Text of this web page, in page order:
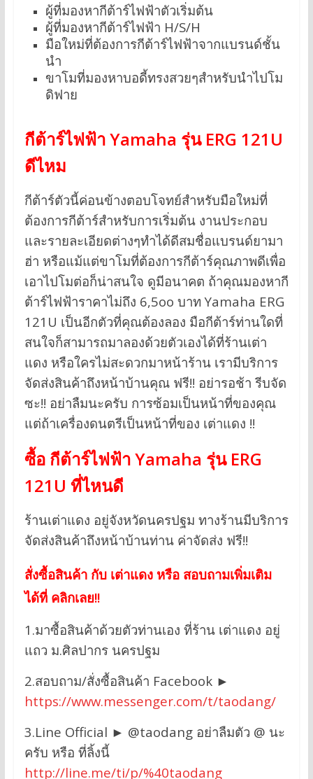
ผู้ที่มองหากีต้าร์ไฟฟ้าตัวเริ่มต้น
ผู้ที่มองหากีต้าร์ไฟฟ้า H/S/H
มือใหม่ที่ต้องการกีต้าร์ไฟฟ้าจากแบรนด์ชั้น
นำ
ขาโมที่มองหาบอดี้ทรงสวยๆสำหรับนำไปโม
ดิฟาย
กีต้าร์ไฟฟ้า Yamaha รุ่น ERG 121U
ดีไหม
กีต้าร์ตัวนี้ค่อนข้างตอบโจทย์สำหรับมือใหม่ที่
ต้องการกีต้าร์สำหรับการเริ่มต้น งานประกอบ
และรายละเอียดต่างๆทำได้ดีสมชื่อแบรนด์ยามา
ฮ่า หรือแม้แต่ขาโมที่ต้องการกีต้าร์คุณภาพดีเพื่อ
เอาไปโมต่อก็น่าสนใจ ดูมีอนาคต ถ้าคุณมองหากี
ต้าร์ไฟฟ้าราคาไม่ถึง 6,5oo บาท Yamaha ERG
121U เป็นอีกตัวที่คุณต้องลอง มือกีต้าร์ท่านใดที่
สนใจก็สามารถมาลองด้วยตัวเองได้ที่ร้านเต่า
แดง หรือใครไม่สะดวกมาหน้าร้าน เรามีบริการ
จัดส่งสินค้าถึงหน้าบ้านคุณ ฟรี!! อย่ารอช้า รีบจัด
ซะ!! อย่าลืมนะครับ การซ้อมเป็นหน้าที่ของคุณ
แต่ถ้าเครื่องดนตรีเป็นหน้าที่ของ เต่าแดง !!
ซื้อ กีต้าร์ไฟฟ้า Yamaha รุ่น ERG
121U ที่ไหนดี
ร้านเต่าแดง อยู่จังหวัดนครปฐม ทางร้านมีบริการ
จัดส่งสินค้าถึงหน้าบ้านท่าน ค่าจัดส่ง ฟรี!!
สั่งซื้อสินค้า กับ เต่าแดง หรือ สอบถามเพิ่มเติม
ได้ที่ คลิกเลย!!
1.มาซื้อสินค้าด้วยตัวท่านเอง ที่ร้าน เต่าแดง อยู่
แถว ม.ศิลปากร นครปฐม
2.สอบถาม/สั่งซื้อสินค้า Facebook ►
https://www.messenger.com/t/taodang/
3.Line Official ► @taodang อย่าลืมตัว @ นะ
ครับ หรือ ที่ลิ้งนี้
http://line.me/ti/p/%40taodang